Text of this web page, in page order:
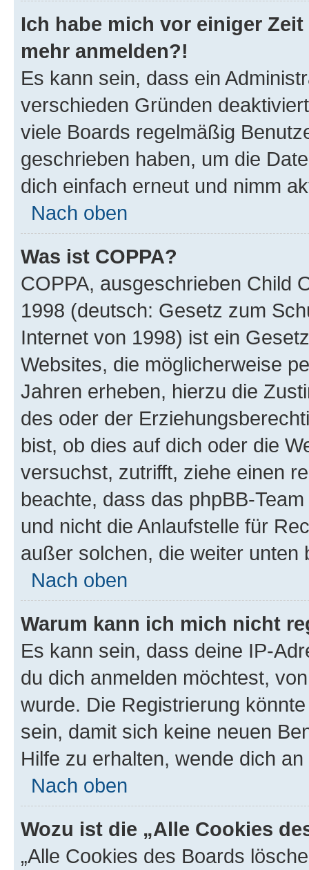
Ich habe mich vor einiger
mehr anmelden?!
Es kann sein, dass ein
verschieden Gründen
viele Boards regelmäßig
geschrieben haben, um die
dich einfach erneut und nimm
Nach oben
Was ist COPPA?
COPPA, ausgeschrieben Child
1998 (deutsch: Gesetz zum
Internet von 1998) ist ein
Websites, die möglicherweise
Jahren erheben, hierzu die
des oder der
bist, ob dies auf dich oder die
versuchst, zutrifft, ziehe einen
beachte, dass das phpBB-
und nicht die Anlaufstelle für
außer solchen, die weiter unten
Nach oben
Warum kann ich mich nicht
Es kann sein, dass deine IP-
du dich anmelden möchtest,
wurde. Die Registrierung
sein, damit sich keine neuen
Hilfe zu erhalten, wende dich
Nach oben
Wozu ist die „Alle Cookies
„Alle Cookies des Boards